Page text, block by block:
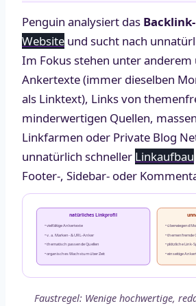
Penguin analysiert das
Website und sucht nach
Im Fokus stehen unter
Ankertexte (immer dieselben
als Linktext), Links von
minderwertigen Quellen,
Linkfarmen oder Private Blog
unnatürlich schneller Linkaufbau
Footer-, Sidebar- oder
natürliches Linkprofil
• vielfältige Ankertexte
• v. a. Marken- & URL-Anker
• thematisch passende Quellen
• organisches Wachstum über Zeit
• überwiegend
• themenfremde
• plötzliche Link-
• einseitige
Faustregel: Wenige hochwertige,